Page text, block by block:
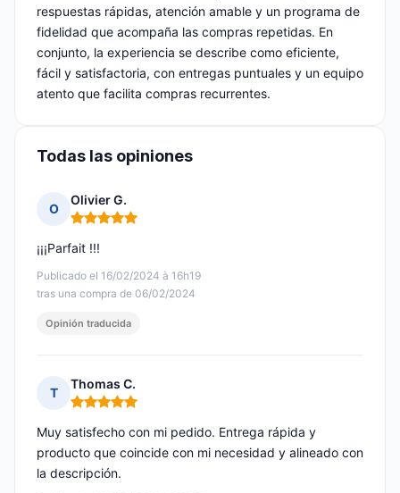
respuestas rápidas, atención amable y un programa de
fidelidad que acompaña las compras repetidas. En
conjunto, la experiencia se describe como eficiente,
fácil y satisfactoria, con entregas puntuales y un equipo
atento que facilita compras recurrentes.
Todas las opiniones
O
Olivier G.
Nota: 5 de 5
Publicado el 16/02/2024 à 16h19
tras una compra de 06/02/2024
¡¡¡Parfait !!!
Opinión traducida
T
Thomas C.
Nota: 5 de 5
Muy satisfecho con mi pedido. Entrega rápida y
producto que coincide con mi necesidad y alineado con
la descripción.